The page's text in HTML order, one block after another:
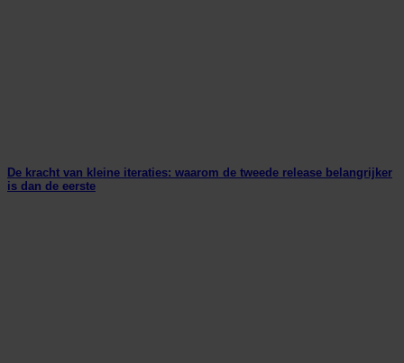
De kracht van kleine iteraties: waarom de tweede release belangrijker
is dan de eerste